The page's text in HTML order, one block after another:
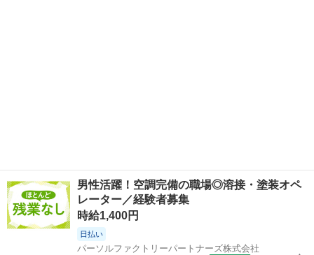
男性活躍！空調完備の職場◎溶接・塗装オペ
レーター／経験者募集
時給1,400円
日払い
パーソルファクトリーパートナーズ株式会社